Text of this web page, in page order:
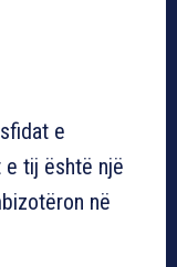
e
tij është një
në